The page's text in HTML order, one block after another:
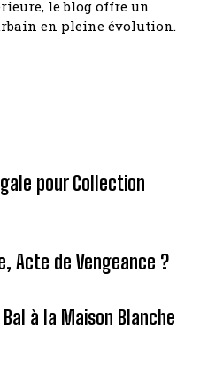
le blog offre un
en pleine évolution.
pour Collection
Acte de Vengeance ?
à la Maison Blanche